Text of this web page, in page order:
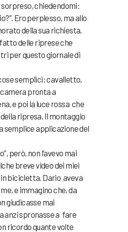
sorpreso, chiedendomi:
Ero perplesso, ma allo
della sua richiesta.
delle riprese che
per questo giornale di
semplici: cavalletto,
pronta a
e poi la luce rossa che
della ripresa. Il montaggio
semplice applicazione del
però, non l’avevo mai
breve video dei miei
bicicletta. Dario aveva
e immagino che, da
giudicasse mai
anzi spronasse a fare
ricordo quante volte